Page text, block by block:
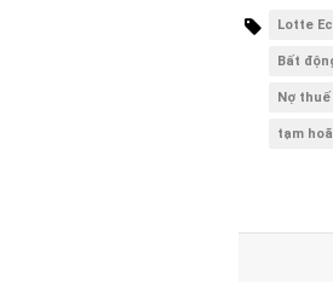
Lotte
Bất
Nợ
tạm